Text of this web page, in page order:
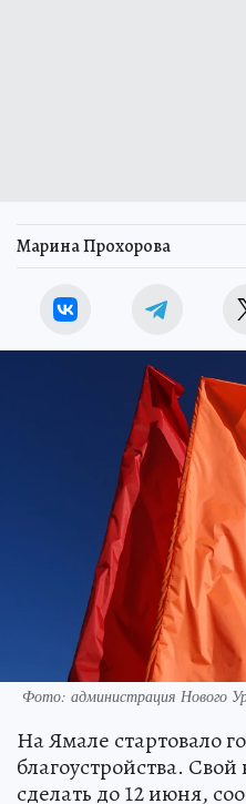
Марина Прохорова
Фото: администрация Нового
На Ямале стартовало
благоустройства.
сделать до 12 июня,